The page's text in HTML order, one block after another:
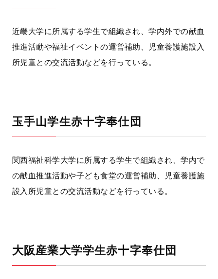
近畿大学に所属する学生で組織され、学内外での献血
推進活動や福祉イベントの運営補助、児童養護施設入
所児童との交流活動などを行っている。
玉手山学生赤十字奉仕団
関西福祉科学大学に所属する学生で組織され、学内で
の献血推進活動や子ども食堂の運営補助、児童養護施
設入所児童との交流活動などを行っている。
大阪産業大学学生赤十字奉仕団